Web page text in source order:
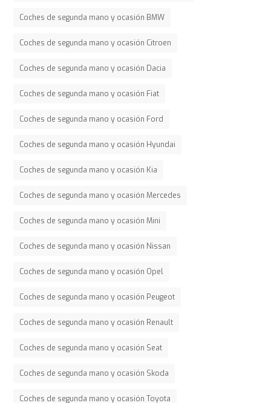
Coches de segunda mano y ocasión BMW
Coches de segunda mano y ocasión Citroen
Coches de segunda mano y ocasión Dacia
Coches de segunda mano y ocasión Fiat
Coches de segunda mano y ocasión Ford
Coches de segunda mano y ocasión Hyundai
Coches de segunda mano y ocasión Kia
Coches de segunda mano y ocasión Mercedes
Coches de segunda mano y ocasión Mini
Coches de segunda mano y ocasión Nissan
Coches de segunda mano y ocasión Opel
Coches de segunda mano y ocasión Peugeot
Coches de segunda mano y ocasión Renault
Coches de segunda mano y ocasión Seat
Coches de segunda mano y ocasión Skoda
Coches de segunda mano y ocasión Toyota